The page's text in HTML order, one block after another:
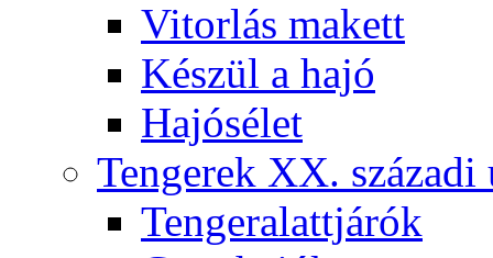
Vitorlás makett
Készül a hajó
Hajósélet
Tengerek XX. századi
Tengeralattjárók